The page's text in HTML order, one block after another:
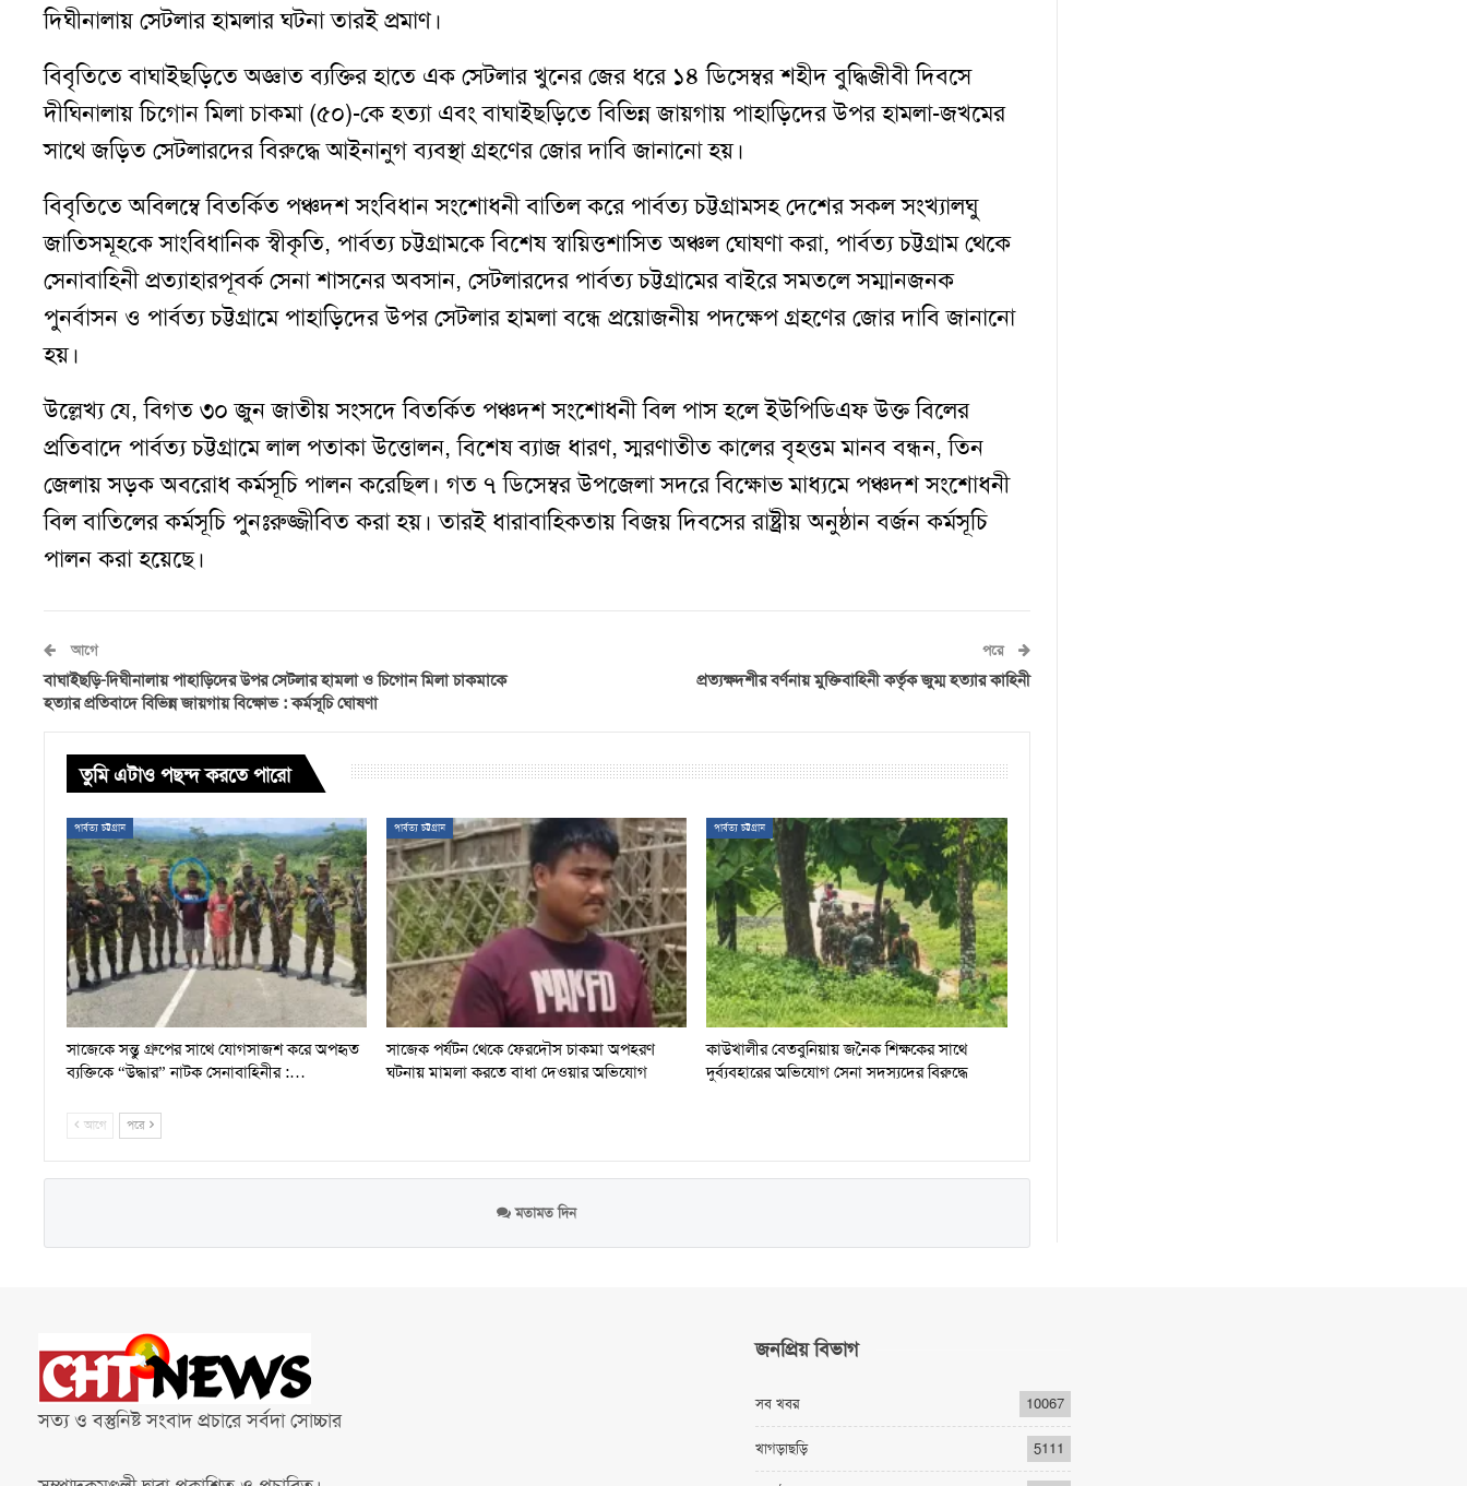
দিঘীনালায় সেটলার হামলার ঘটনা তারই প্রমাণ।
বিবৃতিতে বাঘাইছড়িতে অজ্ঞাত ব্যক্তির হাতে এক সেটলার খুনের জের ধরে ১৪ ডিসেম্বর শহীদ বুদ্ধিজীবী দিবসে
দীঘিনালায় চিগোন মিলা চাকমা (৫০)-কে হত্যা এবং বাঘাইছড়িতে বিভিন্ন জায়গায় পাহাড়িদের উপর হামলা-জখমের
সাথে জড়িত সেটলারদের বিরুদ্ধে আইনানুগ ব্যবস্থা গ্রহণের জোর দাবি জানানো হয়।
বিবৃতিতে অবিলম্বে বিতর্কিত পঞ্চদশ সংবিধান সংশোধনী বাতিল করে পার্বত্য চট্টগ্রামসহ দেশের সকল সংখ্যালঘু
জাতিসমূহকে সাংবিধানিক স্বীকৃতি, পার্বত্য চট্টগ্রামকে বিশেষ স্বায়িত্তশাসিত অঞ্চল ঘোষণা করা, পার্বত্য চট্টগ্রাম থেকে
সেনাবাহিনী প্রত্যাহারপূবর্ক সেনা শাসনের অবসান, সেটলারদের পার্বত্য চট্টগ্রামের বাইরে সমতলে সম্মানজনক
পুনর্বাসন ও পার্বত্য চট্টগ্রামে পাহাড়িদের উপর সেটলার হামলা বন্ধে প্রয়োজনীয় পদক্ষেপ গ্রহণের জোর দাবি জানানো
হয়।
উল্লেখ্য যে,বিগত ৩০ জুন জাতীয় সংসদে বিতর্কিত পঞ্চদশ সংশোধনী বিল পাস হলে ইউপিডিএফ উক্ত বিলের
প্রতিবাদে পার্বত্য চট্টগ্রামে লাল পতাকা উত্তোলন,বিশেষ ব্যাজ ধারণ,স্মরণাতীত কালের বৃহত্তম মানব বন্ধন,তিন
জেলায় সড়ক অবরোধ কর্মসূচি পালন করেছিল। গত ৭ ডিসেম্বর উপজেলা সদরেবিক্ষোভ মাধ্যমে পঞ্চদশ সংশোধনী
বিল বাতিলের কর্মসূচি পুনঃরুজ্জীবিত করা হয়।তারই ধারাবাহিকতায় বিজয় দিবসের রাষ্ট্রীয় অনুষ্ঠান বর্জন কর্মসূচি
পালন করাহয়েছে।
আগে
বাঘাইছড়ি-দিঘীনালায় পাহাড়িদের উপর সেটলার হামলা ও চিগোন মিলা চাকমাকে
হত্যার প্রতিবাদে বিভিন্ন জায়গায় বিক্ষোভ : কর্মসূচি ঘোষণা
পরে
প্রত্যক্ষদশীর বর্ণনায় মুক্তিবাহিনী কর্তৃক জুম্ম হত্যার কাহিনী
তুমি এটাও পছন্দ করতে পারো
পার্বত্য চট্টগ্রাম
সাজেকে সন্তু গ্রুপের সাথে যোগসাজশ করে অপহৃত
ব্যক্তিকে “উদ্ধার” নাটক সেনাবাহিনীর :…
পার্বত্য চট্টগ্রাম
সাজেক পর্যটন থেকে ফেরদৌস চাকমা অপহরণ
ঘটনায় মামলা করতে বাধা দেওয়ার অভিযোগ
পার্বত্য চট্টগ্রাম
কাউখালীর বেতবুনিয়ায় জনৈক শিক্ষকের সাথে
দুর্ব্যবহারের অভিযোগ সেনা সদস্যদের বিরুদ্ধে
আগে পরে
মতামত দিন
সত্য ও বস্তুনিষ্ট সংবাদ প্রচারে সর্বদা সোচ্চার
জনপ্রিয় বিভাগ
সব খবর 10067
খাগড়াছড়ি 5111